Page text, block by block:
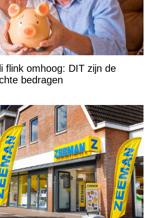
flink omhoog: DIT zijn de
bedragen